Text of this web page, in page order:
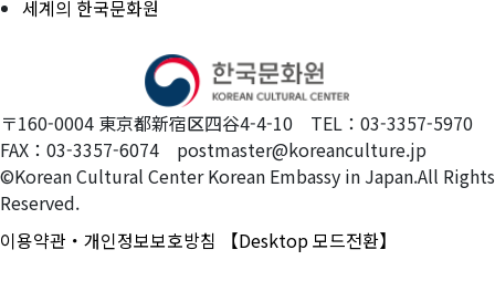
세계의 한국문화원
〒160-0004 東京都新宿区四谷4-4-10 TEL：03-3357-5970
FAX：03-3357-6074 postmaster@koreanculture.jp
©Korean Cultural Center Korean Embassy in Japan.All Rights
Reserved.
이용약관・개인정보보호방침
【Desktop 모드전환】